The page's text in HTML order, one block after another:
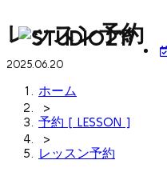
レッスン予約
2025.06.20
ホーム
>
予約 [ LESSON ]
>
レッスン予約